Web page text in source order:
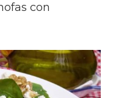
con